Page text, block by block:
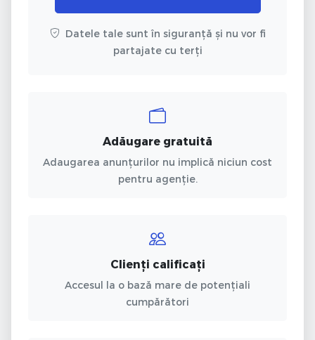
Datele tale sunt în siguranță și nu vor fi
partajate cu terți
Adăugare gratuită
Adaugarea anunțurilor nu implică niciun cost
pentru agenție.
Clienți calificați
Accesul la o bază mare de potențiali
cumpărători